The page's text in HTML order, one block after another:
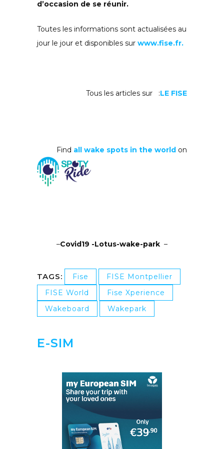
d’occasion de se réunir.
Toutes les informations sont actualisées au
jour le jour et disponibles sur www.fise.fr.
Tous les articles sur :LE FISE
Find all wake spots in the world on
–Covid19 -Lotus-wake-park –
TAGS: Fise
FISE Montpellier
FISE World
Fise Xperience
Wakeboard
Wakepark
E-SIM